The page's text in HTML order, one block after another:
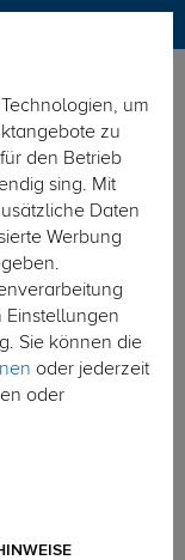
C4 Picasso
um
zu
den Betrieb
sing. Mit
Daten
Werbung
Einstellungen
. Sie können die
oder jederzeit
oder